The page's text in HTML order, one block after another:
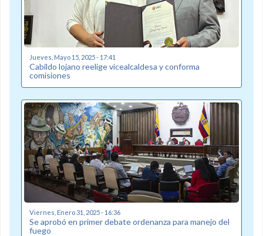
Jueves, Mayo 15, 2025 - 17:41
Cabildo lojano reelige vicealcaldesa y conforma
comisiones
Viernes, Enero 31, 2025 - 16:36
Se aprobó en primer debate ordenanza para manejo del
fuego